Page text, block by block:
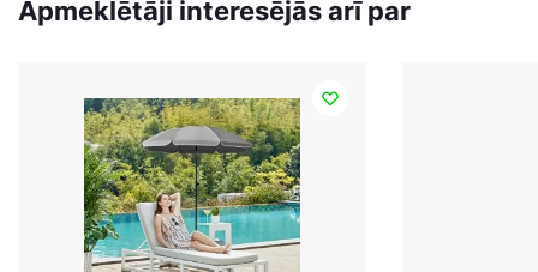
Apmeklētāji interesējās arī par